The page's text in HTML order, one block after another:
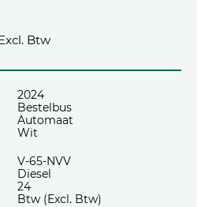
Btw
2024
Bestelbus
Automaat
Wit
V-65-NVV
Diesel
24
Btw (Excl. Btw)